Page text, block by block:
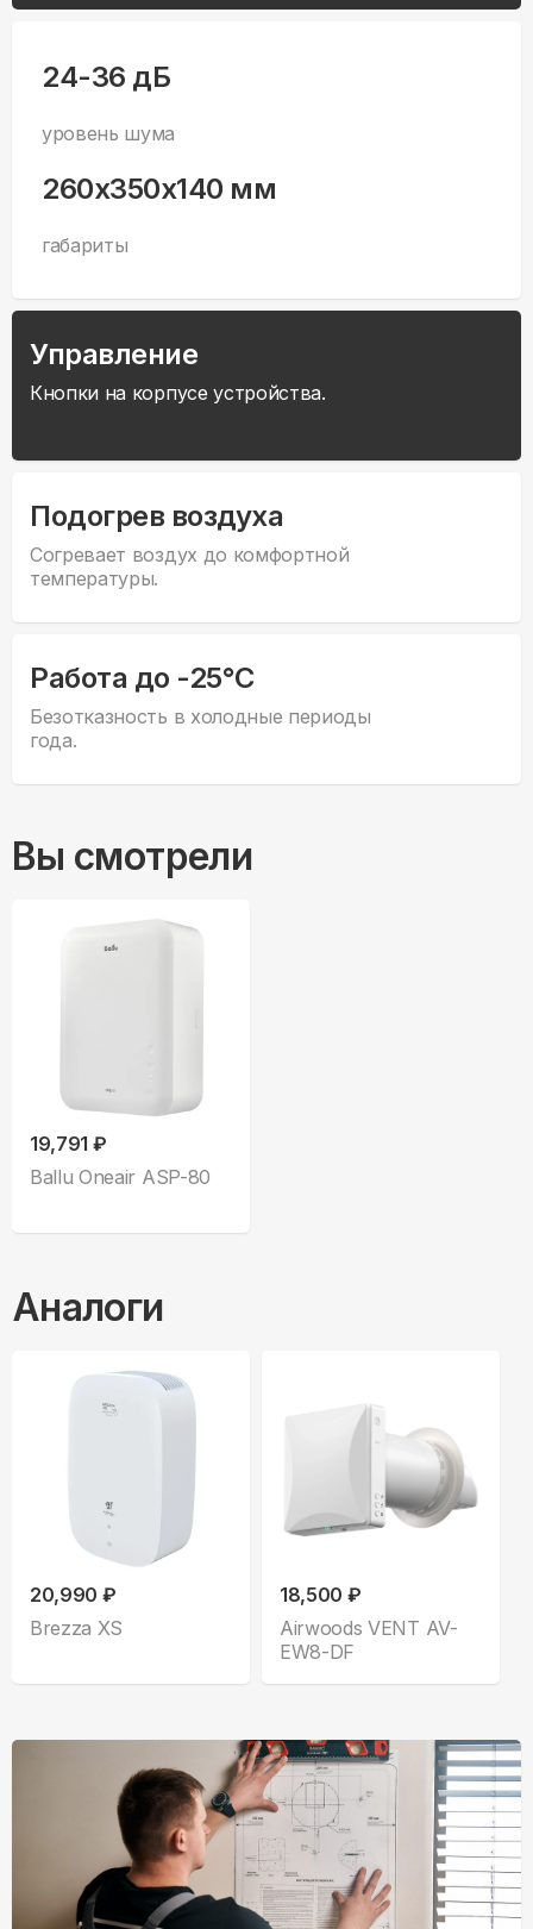
24-36 дБ
уровень шума
260x350x140 мм
габариты
Управление
Кнопки на корпусе устройства.
Подогрев воздуха
Согревает воздух до комфортной
температуры.
Работа до -25°С
Безотказность в холодные периоды
года.
Вы смотрели
19,791 ₽
Ballu Oneair ASP-80
Аналоги
20,990 ₽
Brezza XS
18,500 ₽
Airwoods VENT AV-
EW8-DF